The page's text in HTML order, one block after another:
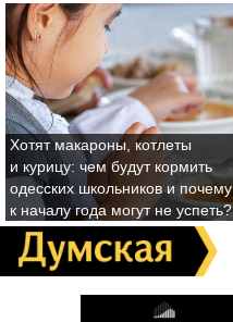
Хотят макароны, котлеты
и курицу: чем будут кормить
одесских школьников и почему
к началу года могут не успеть?